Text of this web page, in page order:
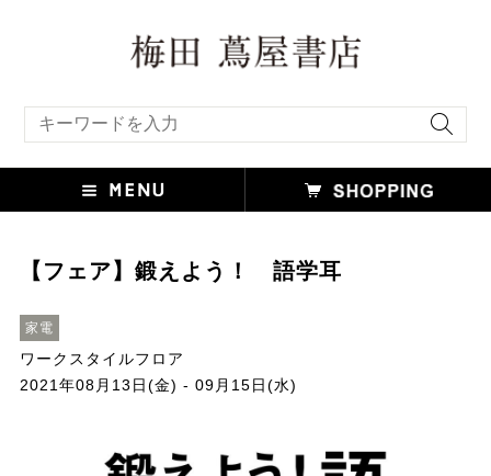
【フェア】鍛えよう！ 語学耳
家電
ワークスタイルフロア
2021年08月13日(金) - 09月15日(水)